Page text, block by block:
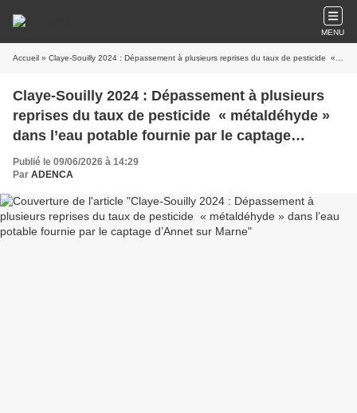
MENU
Accueil » Claye-Souilly 2024 : Dépassement à plusieurs reprises du taux de pesticide « métaldéhyde » dans l’eau potable fournie par le captage d’Annet sur Marne
Claye-Souilly 2024 : Dépassement à plusieurs
reprises du taux de pesticide « métaldéhyde »
dans l’eau potable fournie par le captage
d’Annet sur Marne
Publié le 09/06/2026 à 14:29
Par ADENCA